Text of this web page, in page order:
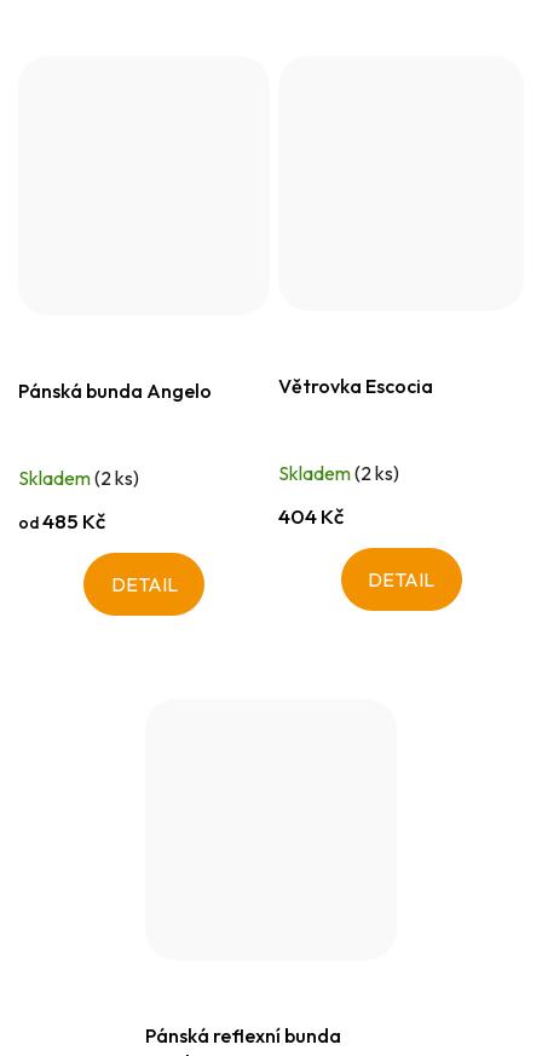
Pánská bunda Angelo
Skladem(2 ks)
od485 Kč
DETAIL
Větrovka Escocia
Skladem(2 ks)
404 Kč
DETAIL
Pánská reflexní bunda